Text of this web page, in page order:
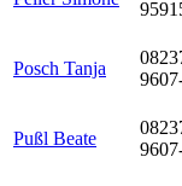
Posch Tanja
Pußl Beate